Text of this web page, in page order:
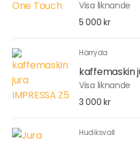
Visa liknande
5 000 kr
Härryda
kaffemaskin
Visa liknande
3 000 kr
Hudiksvall